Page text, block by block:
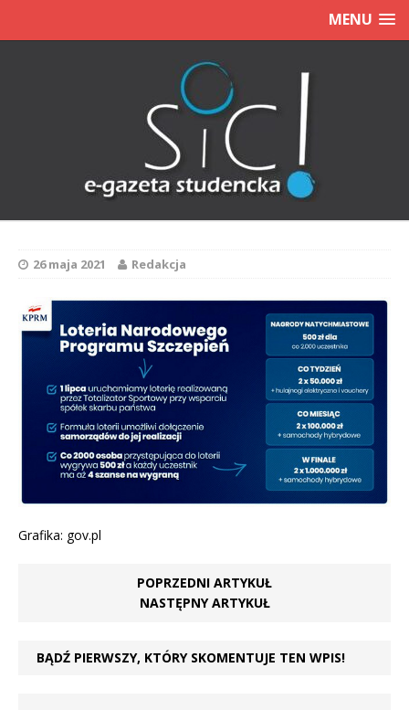
MENU
26 maja 2021 Redakcja
Grafika: gov.pl
POPRZEDNI ARTYKUŁ
NASTĘPNY ARTYKUŁ
BĄDŹ PIERWSZY, KTÓRY SKOMENTUJE TEN WPIS!